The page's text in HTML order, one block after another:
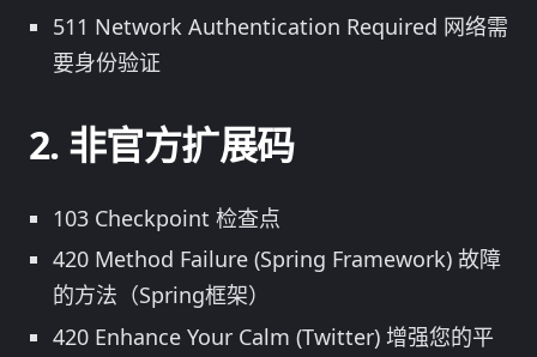
511 Network Authentication Required 网络需
要身份验证
非官方扩展码
103 Checkpoint 检查点
420 Method Failure (Spring Framework) 故障
的方法（Spring框架）
420 Enhance Your Calm (Twitter) 增强您的平